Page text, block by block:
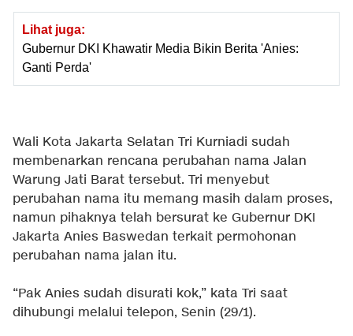
Lihat juga:
Gubernur DKI Khawatir Media Bikin Berita 'Anies:
Ganti Perda'
Wali Kota Jakarta Selatan Tri Kurniadi sudah
membenarkan rencana perubahan nama Jalan
Warung Jati Barat tersebut. Tri menyebut
perubahan nama itu memang masih dalam proses,
namun pihaknya telah bersurat ke Gubernur DKI
Jakarta Anies Baswedan terkait permohonan
perubahan nama jalan itu.
“Pak Anies sudah disurati kok,” kata Tri saat
dihubungi melalui telepon, Senin (29/1).